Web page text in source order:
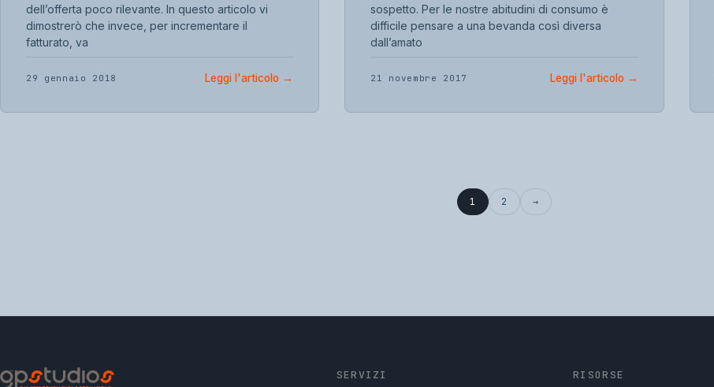
dell’offerta poco rilevante. In questo articolo vi
dimostrerò che invece, per incrementare il
fatturato, va
29 gennaio 2018 Leggi l'articolo →
sospetto. Per le nostre abitudini di consumo è
difficile pensare a una bevanda così diversa
dall’amato
21 novembre 2017 Leggi l'articolo →
1 2 →
SERVIZI RISORSE